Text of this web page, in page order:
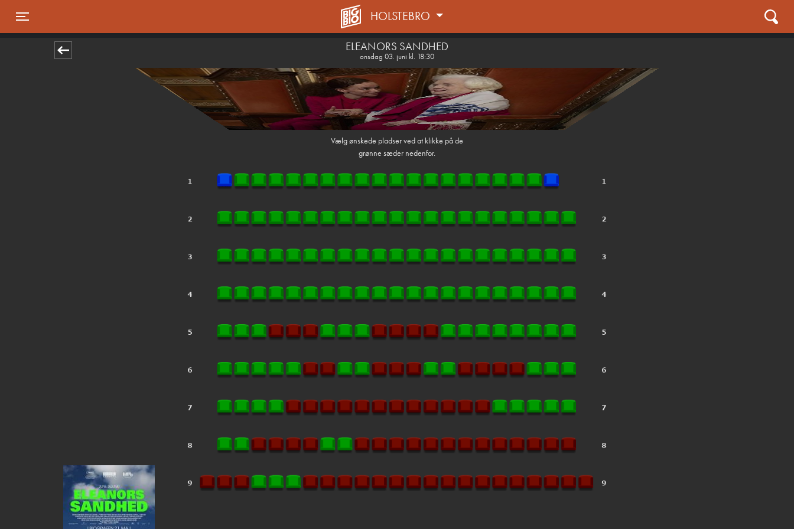
HOLSTEBRO
ELEANORS SANDHED
onsdag 03. juni kl. 18:30
Vælg ønskede pladser ved at klikke på de
grønne sæder nedenfor.
front03-cc 042240